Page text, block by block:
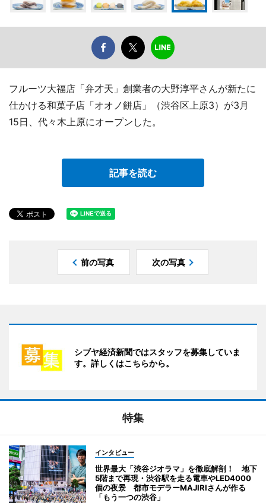
フルーツ大福店「弁才天」創業者の大野淳平さんが新たに
仕かける和菓子店「オオノ餅店」（渋谷区上原3）が3月
15日、代々木上原にオープンした。
記事を読む
前の写真 次の写真
シブヤ経済新聞ではスタッフを募集していま
す。詳しくはこちらから。
特集
インタビュー
世界最大「渋谷ジオラマ」を徹底解剖！ 地下
5階まで再現・渋谷駅を走る電車やLED4000
個の夜景 都市モデラーMAJIRIさんが作る
「もう一つの渋谷」